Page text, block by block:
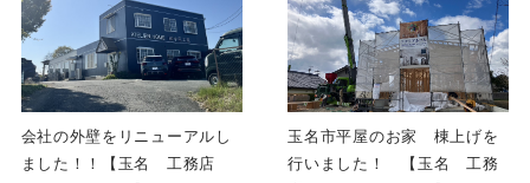
会社の外壁をリニューアルし
ました！！【玉名 工務店
玉名市平屋のお家 棟上げを
行いました！ 【玉名 工務